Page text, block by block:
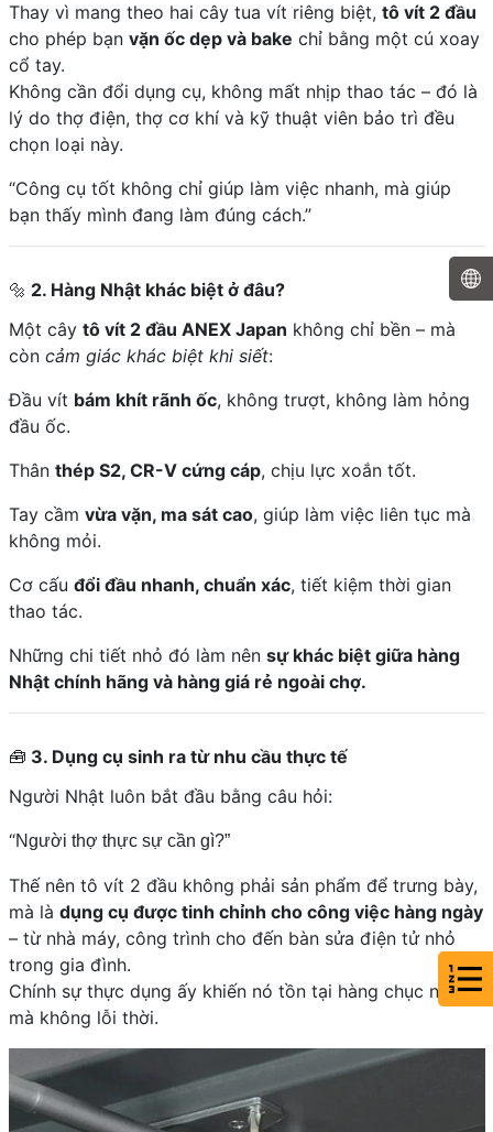
Thay vì mang theo hai cây tua vít riêng biệt, tô vít 2 đầu
cho phép bạn vặn ốc dẹp và bake chỉ bằng một cú xoay
cổ tay.
Không cần đổi dụng cụ, không mất nhịp thao tác – đó là
lý do thợ điện, thợ cơ khí và kỹ thuật viên bảo trì đều
chọn loại này.
“Công cụ tốt không chỉ giúp làm việc nhanh, mà giúp
bạn thấy mình đang làm đúng cách.”
🔩 2. Hàng Nhật khác biệt ở đâu?
Một cây tô vít 2 đầu ANEX Japan không chỉ bền – mà
còn cảm giác khác biệt khi siết:
Đầu vít bám khít rãnh ốc, không trượt, không làm hỏng
đầu ốc.
Thân thép S2, CR-V cứng cáp, chịu lực xoắn tốt.
Tay cầm vừa vặn, ma sát cao, giúp làm việc liên tục mà
không mỏi.
Cơ cấu đổi đầu nhanh, chuẩn xác, tiết kiệm thời gian
thao tác.
Những chi tiết nhỏ đó làm nên sự khác biệt giữa hàng
Nhật chính hãng và hàng giá rẻ ngoài chợ.
🧰 3. Dụng cụ sinh ra từ nhu cầu thực tế
Người Nhật luôn bắt đầu bằng câu hỏi:
“Người thợ thực sự cần gì?”
Thế nên tô vít 2 đầu không phải sản phẩm để trưng bày,
mà là dụng cụ được tinh chỉnh cho công việc hàng ngày
– từ nhà máy, công trình cho đến bàn sửa điện tử nhỏ
trong gia đình.
Chính sự thực dụng ấy khiến nó tồn tại hàng chục năm
mà không lỗi thời.